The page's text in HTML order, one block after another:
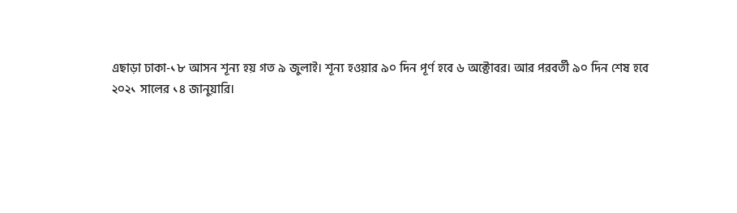
এছাড়া ঢাকা-১৮ আসন শূন্য হয় গত ৯ জুলাই। শূন্য হওয়ার ৯০ দিন পূর্ণ হবে ৬ অক্টোবর। আর পরবর্তী ৯০ দিন শেষ হবে
২০২১ সালের ১৪ জানুয়ারি।